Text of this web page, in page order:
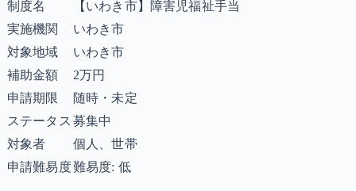
制度名
【いわき市】障害児福祉手当
実施機関
いわき市
対象地域
いわき市
補助金額
2万円
申請期限
随時・未定
ステータス 募集中
対象者
個人、世帯
申請難易度難易度: 低